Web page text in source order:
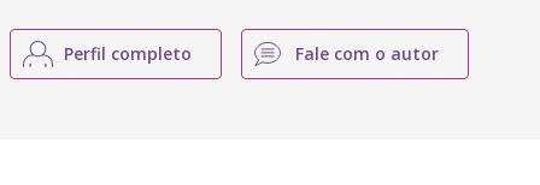
Perfil completo Fale com o autor